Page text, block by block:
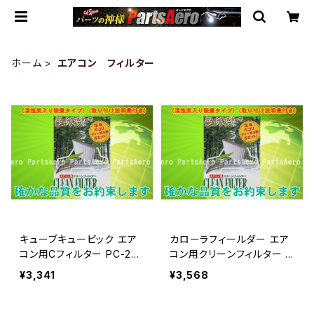
ホーム エアコン フィルター
キューブキュービック エア
コン用Cフィルター PC-20
8C
¥3,341
カローラフィールダー エア
コン用クリーンフィルター P
C-112C
¥3,568